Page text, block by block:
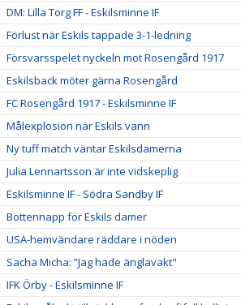
DM: Lilla Torg FF - Eskilsminne IF
Förlust när Eskils tappade 3-1-ledning
Försvarsspelet nyckeln mot Rosengård 1917
Eskilsback möter gärna Rosengård
FC Rosengård 1917 - Eskilsminne IF
Målexplosion när Eskils vann
Ny tuff match väntar Eskilsdamerna
Julia Lennartsson är inte vidskeplig
Eskilsminne IF - Södra Sandby IF
Bottennapp för Eskils damer
USA-hemvändare räddare i nöden
Sacha Micha: ”Jag hade änglavakt"
IFK Örby - Eskilsminne IF